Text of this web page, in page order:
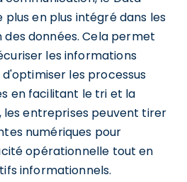
en plus intégré dans les
données. Cela permet
les informations
d'optimiser les processus
en facilitant le tri et la
les entreprises peuvent tirer
numériques pour
opérationnelle tout en
informationnels.